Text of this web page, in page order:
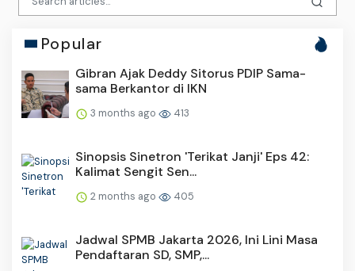
Popular
Gibran Ajak Deddy Sitorus PDIP Sama-
sama Berkantor di IKN
3 months ago 413
Sinopsis Sinetron 'Terikat Janji' Eps 42:
Kalimat Sengit Sen...
2 months ago 405
Jadwal SPMB Jakarta 2026, Ini Lini Masa
Pendaftaran SD, SMP,...